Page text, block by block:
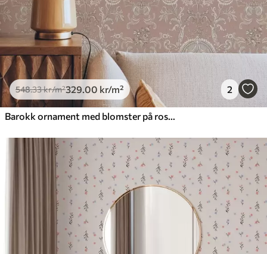
548.33kr/m²329.00 kr/m² 2
Barokk ornament med blomster på rosa bakgrunn